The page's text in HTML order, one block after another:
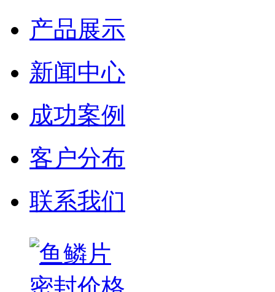
产品展示
新闻中心
成功案例
客户分布
联系我们